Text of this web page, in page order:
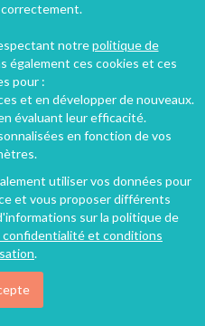
notrepolitique de
également ces cookies et ces
pour :
et en développer de nouveaux.
évaluant leur efficacité.
en fonction de vos
utiliser vos données pour
et vous proposer différents
sur la politique de
confidentialité et conditions
.